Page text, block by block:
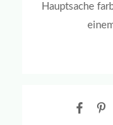
Hauptsache